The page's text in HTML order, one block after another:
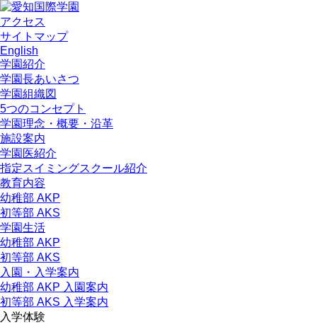
アクセス
サイトマップ
English
学園紹介
学園長あいさつ
学園組織図
5つのコンセプト
学園理念・概要・沿革
施設案内
学園医紹介
指定スイミングスクール紹介
教育内容
幼稚部 AKP
初等部 AKS
学園生活
幼稚部 AKP
初等部 AKS
入園・入学案内
幼稚部 AKP 入園案内
初等部 AKS 入学案内
入学体験